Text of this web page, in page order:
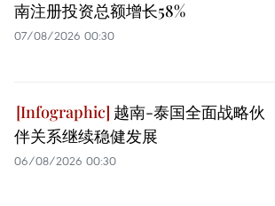
南注册投资总额增长58%
07/08/2026 00:30
越南-泰国全面战略伙
伴关系继续稳健发展
06/08/2026 00:30